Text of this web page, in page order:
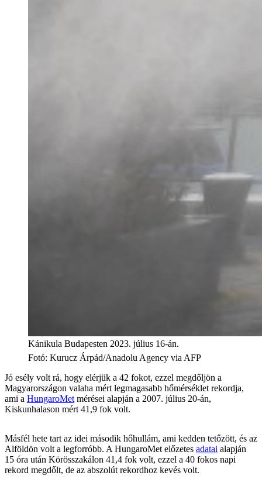
Kánikula Budapesten 2023. július 16-án.
Fotó: Kurucz Árpád/Anadolu Agency via AFP
Jó esély volt rá, hogy elérjük a 42 fokot, ezzel megdőljön a
Magyarországon valaha mért legmagasabb hőmérséklet rekordja,
ami a HungaroMet mérései alapján a 2007. július 20-án,
Kiskunhalason mért 41,9 fok volt.
Másfél hete tart az idei második hőhullám, ami kedden tetőzött, és az
Alföldön volt a legforróbb. A HungaroMet előzetes adatai alapján
15 óra után Körösszakálon 41,4 fok volt, ezzel a 40 fokos napi
rekord megdőlt, de az abszolút rekordhoz kevés volt.